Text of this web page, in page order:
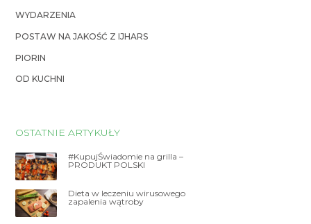
WYDARZENIA
POSTAW NA JAKOŚĆ Z IJHARS
PIORIN
OD KUCHNI
OSTATNIE ARTYKUŁY
#KupujŚwiadomie na grilla –
PRODUKT POLSKI
Dieta w leczeniu wirusowego
zapalenia wątroby